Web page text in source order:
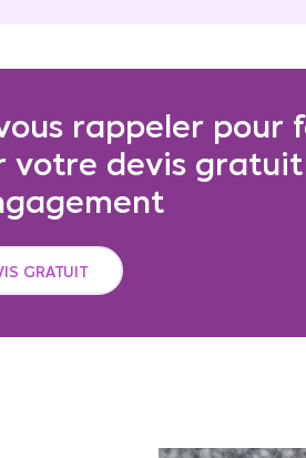
rappeler pour
votre devis
GRATUIT